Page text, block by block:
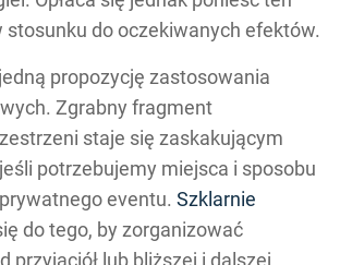
stosunku do oczekiwanych efektów.
propozycję zastosowania
Zgrabny fragment
staje się zaskakującym
potrzebujemy miejsca i sposobu
eventu. Szklarnie
do tego, by zorganizować
przyjaciół lub bliższej i dalszej